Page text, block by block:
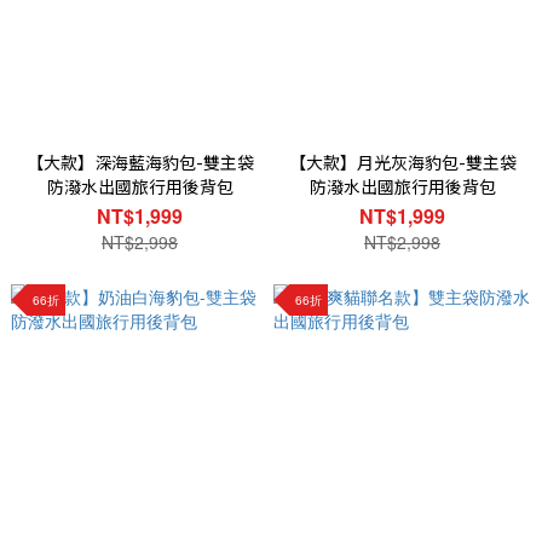
【大款】深海藍海豹包-雙主袋
防潑水出國旅行用後背包
NT$1,999
NT$2,998
【大款】月光灰海豹包-雙主袋
防潑水出國旅行用後背包
NT$1,999
NT$2,998
66折 66折